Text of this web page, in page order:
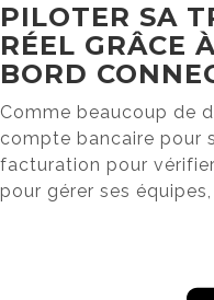
PILOTER SA
RÉEL GRÂCE
BORD
Comme beaucoup de
compte bancaire pour
facturation pour
pour gérer ses